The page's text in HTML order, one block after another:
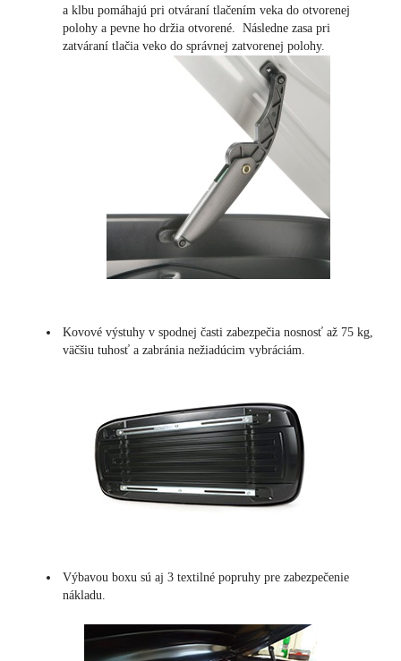
a klbu pomáhajú pri otváraní tlačením veka do otvorenej
polohy a pevne ho držia otvorené. Následne zasa pri
zatváraní tlačia veko do správnej zatvorenej polohy.
Kovové výstuhy v spodnej časti zabezpečia nosnosť až 75 kg,
väčšiu tuhosť a zabránia nežiadúcim vybráciám.
Výbavou boxu sú aj 3 textilné popruhy pre zabezpečenie
nákladu.